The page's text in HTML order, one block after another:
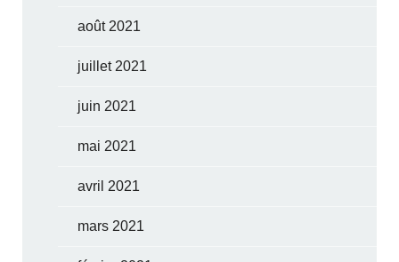
août 2021
juillet 2021
juin 2021
mai 2021
avril 2021
mars 2021